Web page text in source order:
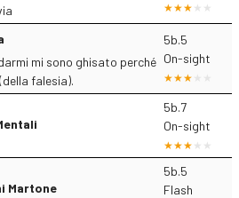
mi sono ghisato perché
falesia).
5b.5
On-sight
5b.7
On-sight
Martone
5b.5
Flash